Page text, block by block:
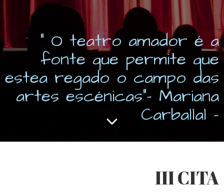
“ O teatro amador é a
fonte que permite que
estea regado o campo das
artes escénicas”- Mariana
Carballal -
III CITA